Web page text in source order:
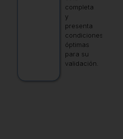
completa
y
presenta
condiciones
óptimas
para su
validación.